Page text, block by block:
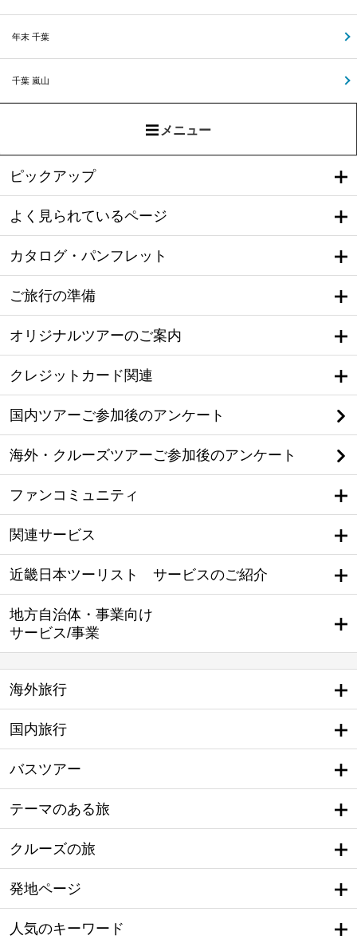
年末 千葉
千葉 嵐山
メニュー
ピックアップ
よく見られているページ
カタログ・パンフレット
ご旅行の準備
オリジナルツアーのご案内
クレジットカード関連
国内ツアーご参加後のアンケート
海外・クルーズツアーご参加後のアンケート
ファンコミュニティ
関連サービス
近畿日本ツーリスト サービスのご紹介
地方自治体・事業向け
サービス/事業
海外旅行
国内旅行
バスツアー
テーマのある旅
クルーズの旅
発地ページ
人気のキーワード